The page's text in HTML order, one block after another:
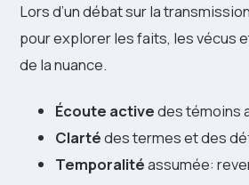
Lors d’un débat sur la
pour explorer les faits, les vécus
de la nuance.
Écoute activedes témoins
Clartédes termes et des
Temporalitéassumée: